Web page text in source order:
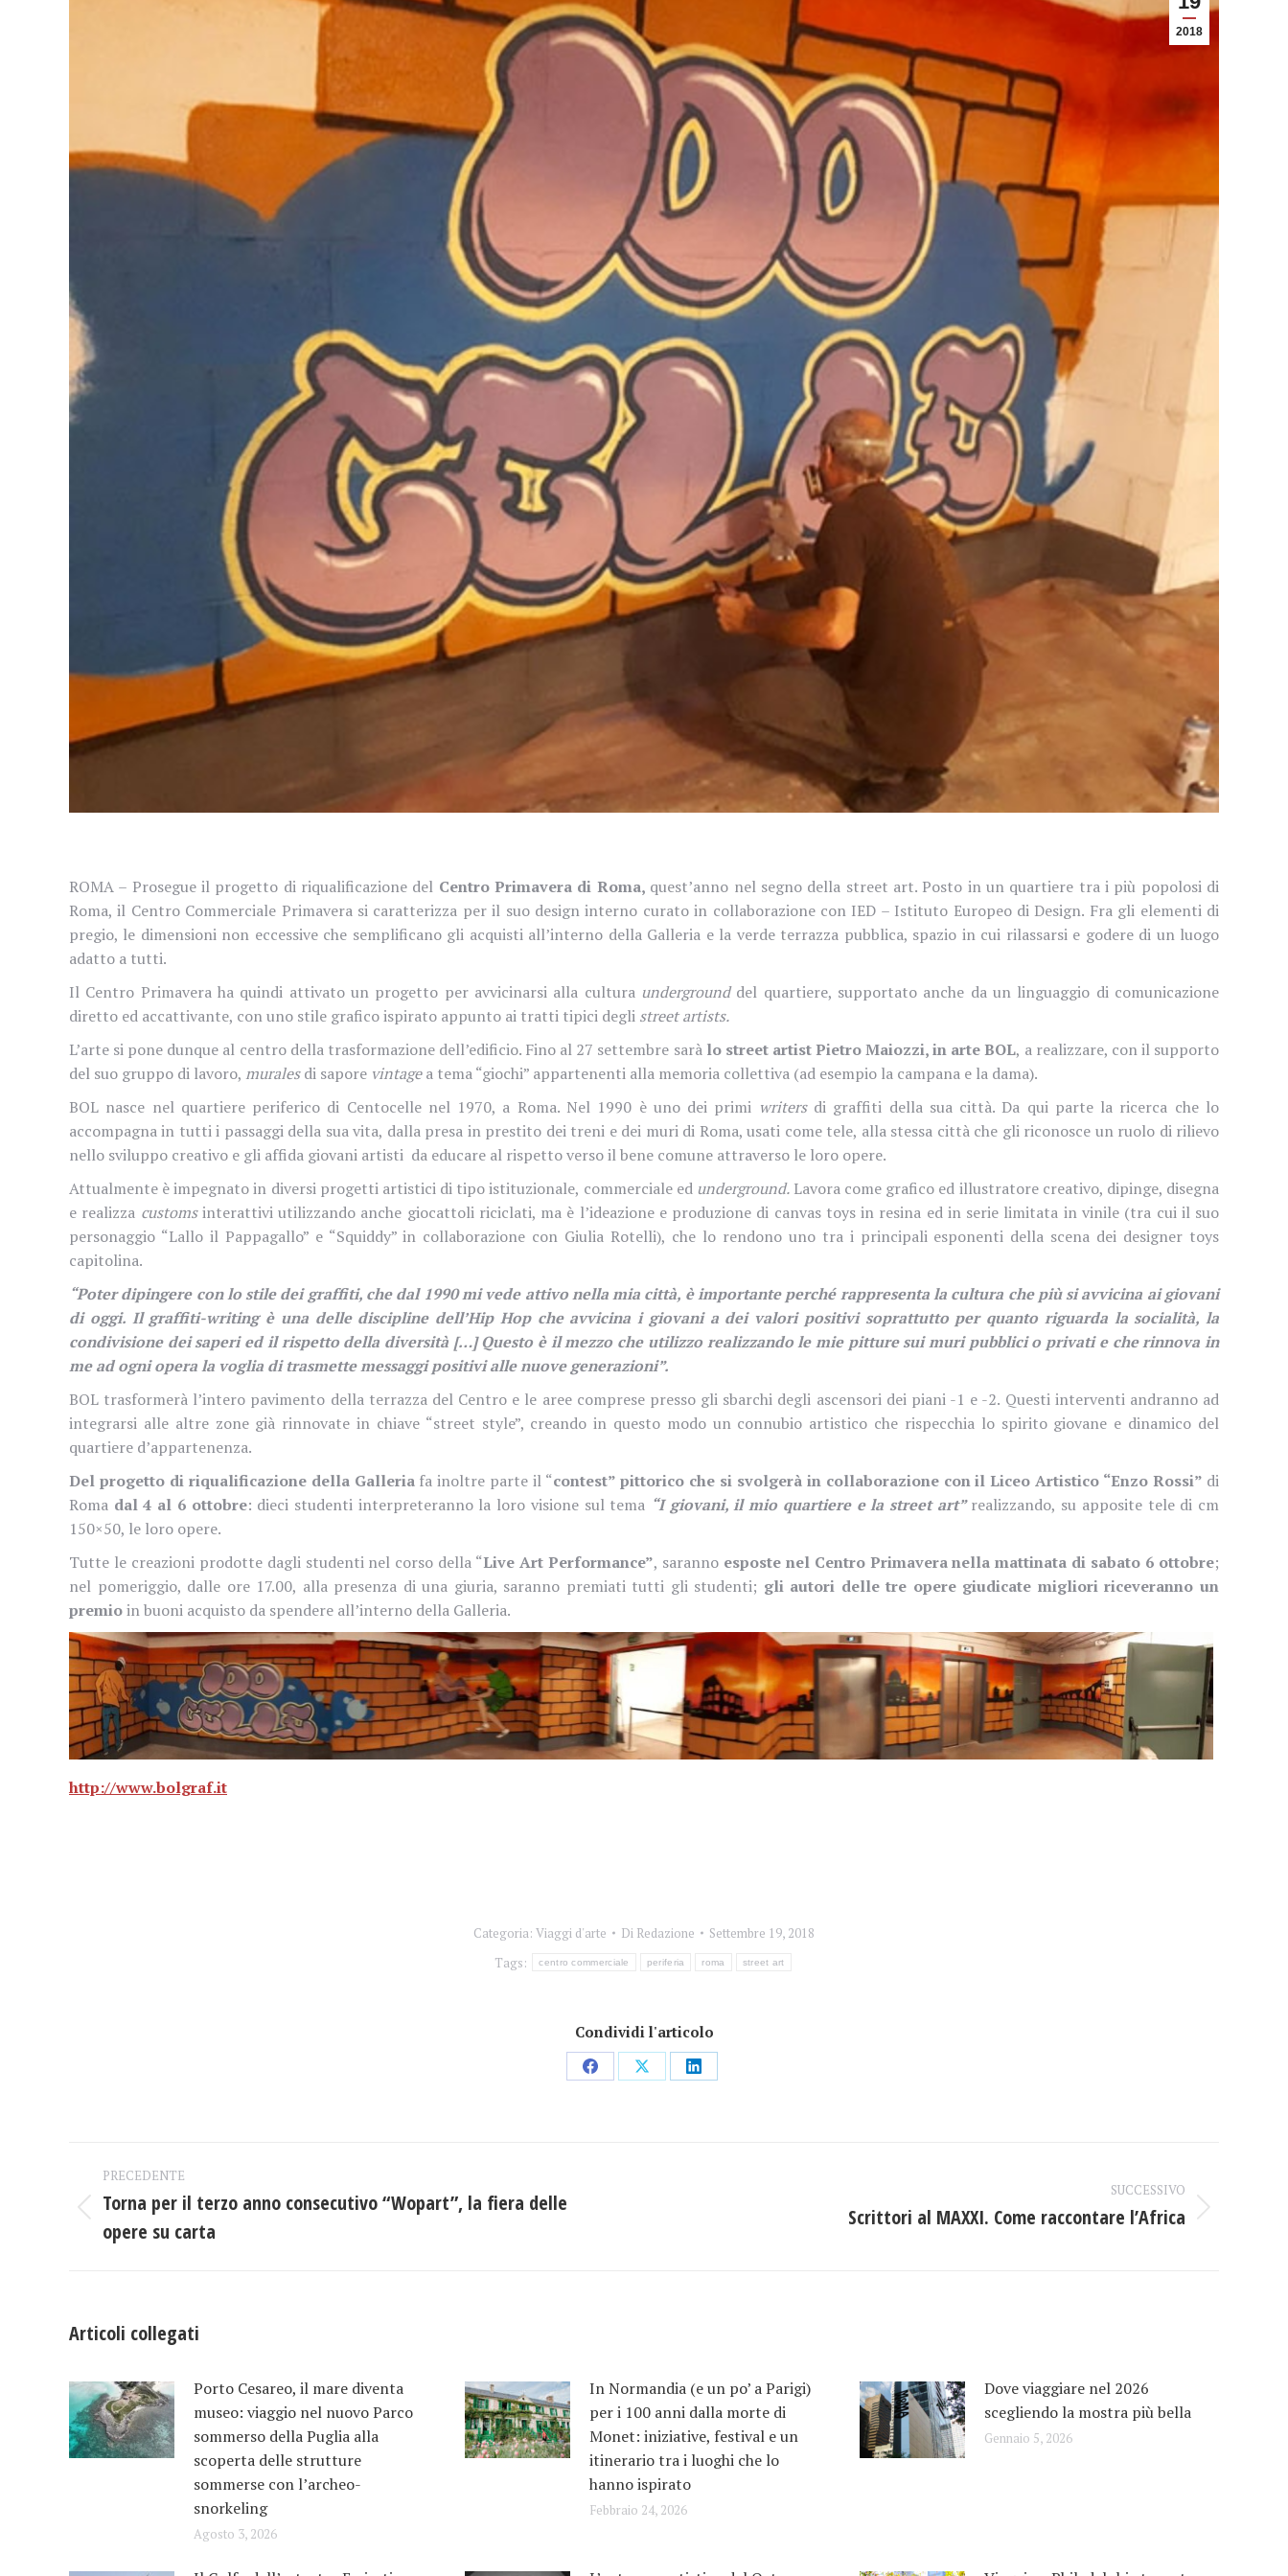
2018
ROMA – Prosegue il progetto di riqualificazione del Centro Primavera di Roma, quest’anno nel segno della street art. Posto in un quartiere tra i più popolosi di
Roma, il Centro Commerciale Primavera si caratterizza per il suo design interno curato in collaborazione con IED – Istituto Europeo di Design. Fra gli elementi di
pregio, le dimensioni non eccessive che semplificano gli acquisti all’interno della Galleria e la verde terrazza pubblica, spazio in cui rilassarsi e godere di un luogo
adatto a tutti.
Il Centro Primavera ha quindi attivato un progetto per avvicinarsi alla cultura undergrounddel quartiere, supportato anche da un linguaggio di comunicazione
diretto ed accattivante, con uno stile grafico ispirato appunto ai tratti tipici degli street artists.
L’arte si pone dunque al centro della trasformazione dell’edificio. Fino al 27 settembre saràlo street artist Pietro Maiozzi, in arte BOL, a realizzare, con il supporto
del suo gruppo di lavoro, muralesdi sapore vintagea tema “giochi” appartenenti alla memoria collettiva (ad esempio la campana e la dama).
BOL nasce nel quartiere periferico di Centocelle nel 1970, a Roma. Nel 1990 è uno dei primi writersdi graffiti della sua città. Da qui parte la ricerca che lo
accompagna in tutti i passaggi della sua vita, dalla presa in prestito dei treni e dei muri di Roma, usati come tele, alla stessa città che gli riconosce un ruolo di rilievo
nello sviluppo creativo e gli affida giovani artisti da educare al rispetto verso il bene comune attraverso le loro opere.
Attualmente è impegnato in diversi progetti artistici di tipo istituzionale, commerciale ed underground.Lavora come grafico ed illustratore creativo, dipinge, disegna
e realizza customsinterattivi utilizzando anche giocattoli riciclati, ma è l’ideazione e produzione di canvas toys in resina ed in serie limitata in vinile (tra cui il suo
personaggio “Lallo il Pappagallo” e “Squiddy” in collaborazione con Giulia Rotelli), che lo rendono uno tra i principali esponenti della scena dei designer toys
capitolina.
“Poter dipingere con lo stile dei graffiti, che dal 1990 mi vede attivo nella mia città, è importante perché rappresenta la cultura che più si avvicina ai giovani
di oggi. Il graffiti-writing è una delle discipline dell’Hip Hop che avvicina i giovani a dei valori positivi soprattutto per quanto riguarda la socialità, la
condivisione dei saperi ed il rispetto della diversità […] Questo è il mezzo che utilizzo realizzando le mie pitture sui muri pubblici o privati e che rinnova in
me ad ogni opera la voglia di trasmette messaggi positivi alle nuove generazioni”.
BOL trasformerà l’intero pavimento della terrazza del Centro e le aree comprese presso gli sbarchi degli ascensori dei piani -1 e -2. Questi interventi andranno ad
integrarsi alle altre zone già rinnovate in chiave “street style”, creando in questo modo un connubio artistico che rispecchia lo spirito giovane e dinamico del
quartiere d’appartenenza.
Del progetto di riqualificazione della Galleria fa inoltre parte il “contest” pittorico che si svolgerà in collaborazione con il Liceo Artistico “Enzo Rossi” di
Roma dal 4 al 6 ottobre: dieci studenti interpreteranno la loro visione sul tema “I giovani, il mio quartiere e la street art”realizzando, su apposite tele di cm
150×50, le loro opere.
Tutte le creazioni prodotte dagli studenti nel corso della “Live Art Performance”, saranno esposte nel Centro Primavera nella mattinata di sabato 6 ottobre;
nel pomeriggio, dalle ore 17.00, alla presenza di una giuria, saranno premiati tutti gli studenti; gli autori delle tre opere giudicate migliori riceveranno un
premioin buoni acquisto da spendere all’interno della Galleria.
http://www.bolgraf.it
Categoria: Viaggi d'arte Di Redazione
Settembre 19, 2018
Tags:
centro commerciale periferia roma street art
Condividi l'articolo
CondividiCondividiCondividi
Naviga
tra
PRECEDENTE
Post
precedente:
Torna per il terzo anno consecutivo “Wopart”, la fiera delle
opere su carta
SUCCESSIVO
Scrittori al MAXXI. Come raccontare l’Africa
Articoli collegati
Porto Cesareo, il mare diventa
museo: viaggio nel nuovo Parco
sommerso della Puglia alla
scoperta delle strutture
sommerse con l’archeo-
snorkeling
Agosto 3, 2026
In Normandia (e un po’ a Parigi)
per i 100 anni dalla morte di
Monet: iniziative, festival e un
itinerario tra i luoghi che lo
hanno ispirato
Febbraio 24, 2026
Dove viaggiare nel 2026
scegliendo la mostra più bella
Gennaio 5, 2026